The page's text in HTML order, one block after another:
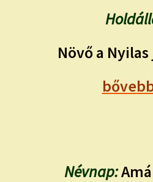
Növő a
Névnap: